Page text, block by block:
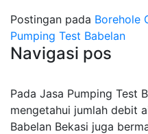
Postingan pada Borehole
Pumping Test Babelan
Navigasi pos
Pada Jasa Pumping Test
mengetahui jumlah debit
Babelan Bekasi juga